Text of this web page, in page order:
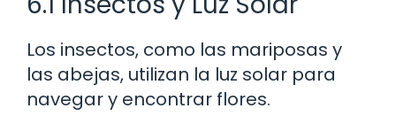
Los insectos, como las mariposas y
las abejas, utilizan la luz solar para
navegar y encontrar flores.